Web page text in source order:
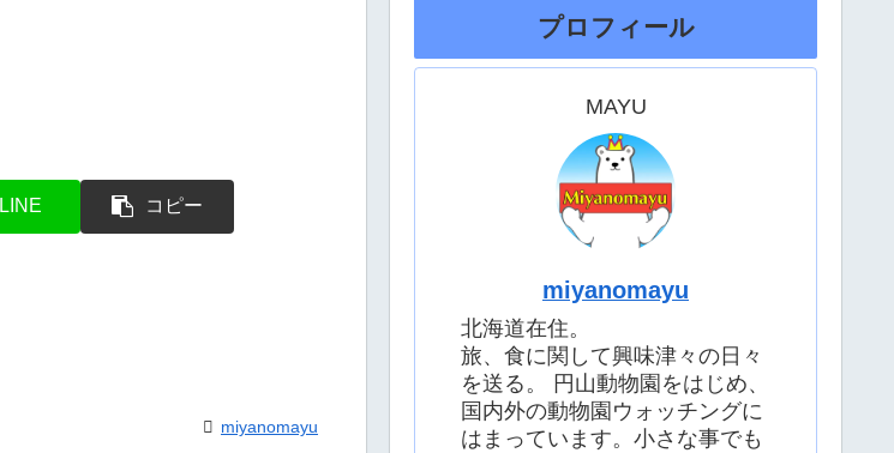
LINE コピー
miyanomayu
プロフィール
MAYU
miyanomayu
北海道在住。
旅、食に関して興味津々の日々
を送る。 円山動物園をはじめ、
国内外の動物園ウォッチングに
はまっています。小さな事でも